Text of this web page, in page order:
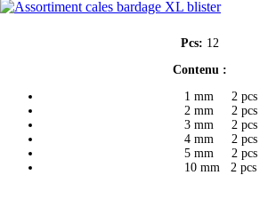
Pcs: 12
Contenu :
1 mm 2 pcs
2 mm 2 pcs
3 mm 2 pcs
4 mm 2 pcs
5 mm 2 pcs
10 mm 2 pcs